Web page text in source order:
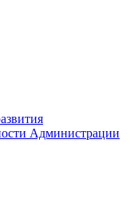
Администрации